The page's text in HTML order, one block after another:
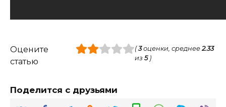
Оцените
статью
(3оценки, среднее 2.33
из 5)
Поделится с друзьями